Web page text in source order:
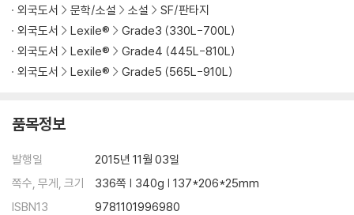
외국도서
문학/소설 소설
SF/판타지
외국도서
Lexile®
Grade3 (330L-700L)
외국도서
Lexile®
Grade4 (445L-810L)
외국도서
Lexile® Grade5 (565L-910L)
품목정보
발행일
2015년 11월 03일
쪽수, 무게, 크기
336쪽 | 340g | 137*206*25mm
ISBN13
9781101996980